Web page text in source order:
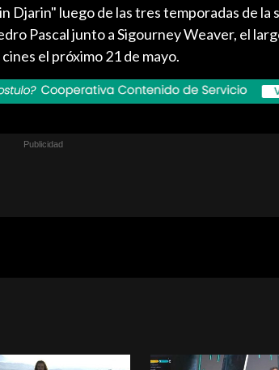
Djarin" luego de las tres temporadas de la
Pascal junto a Sigourney Weaver, el
el próximo 21 de mayo.